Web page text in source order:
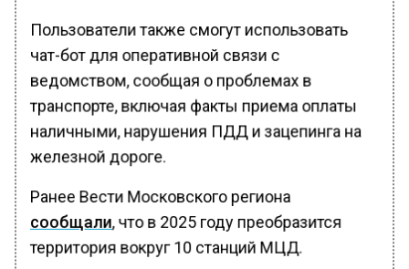
Пользователи также смогут использовать
чат-бот для оперативной связи с
ведомством, сообщая о проблемах в
транспорте, включая факты приема оплаты
наличными, нарушения ПДД и зацепинга на
железной дороге.
Ранее Вести Московского региона
сообщали, что в 2025 году преобразится
территория вокруг 10 станций МЦД.